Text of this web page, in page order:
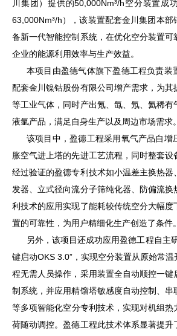
川集团）提供的50,000Nm³/h空分装置成
63,000Nm³/h），该装置配套金川集团本
备新一代智能控制系统，在优化空分装置
企业的能源利用效率与生产效益。
本项目由盈德气体旗下盈德工程负责装
配套金川镍钴股份有限公司增产需求，为
等工业气体，同时产出氪、氙、氖、氦稀有
液氩产品，满足自身生产以及周边市场需求。
该项目中，盈德工程采用氧气产品自增
胀空气进上塔的先进工艺流程，同时整套设
经过验证的盈德专利技术如小温差主换热器、
发器、立式径向流分子筛纯化器、防偏流
利技术的应用实现了能耗较传统空分大幅度
置的可靠性，为用户精细化生产创造了条件。
另外，该项目还成功应用盈德工程自主
键启动OKS 3.0”，实现空分装置从原始常
程无需人员操作， 采用装置全自动顺控一
制系统，并应用精馏塔敏感度自动控制、串
等多项智能化空分专利 技术，实现对机组热
荷随动调控。盈德工程此技术体系显著提升